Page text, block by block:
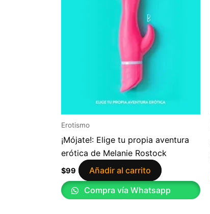
Erotismo
¡Mójate!: Elige tu propia aventura
erótica de Melanie Rostock
$99
Añadir al carrito
Compra vía Whatsapp